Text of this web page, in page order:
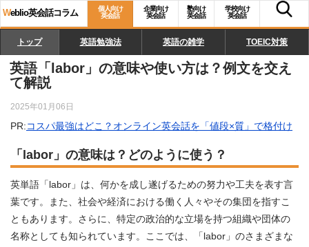
Weblio英会話コラム
個人向け
英会話
企業向け
英会話
塾向け
英会話
学校向け
英会話
トップ 英語勉強法 英語の雑学 TOEIC対策
英語「labor」の意味や使い方は？例文を交え
て解説
2025年01月06日
PR:コスパ最強はどこ？オンライン英会話を「値段×質」で格付け
「labor」の意味は？どのように使う？
英単語「labor」は、何かを成し遂げるための努力や工夫を表す言
葉です。また、社会や経済における働く人々やその集団を指すこ
ともあります。さらに、特定の政治的な立場を持つ組織や団体の
名称としても知られています。ここでは、「labor」のさまざまな